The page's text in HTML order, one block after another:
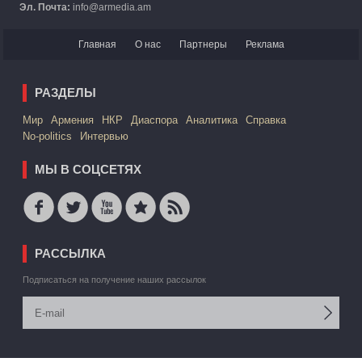
Эл. Почта: info@armedia.am
Главная О нас Партнеры Реклама
РАЗДЕЛЫ
Mир Армения НКР Диаспора Аналитика
Справка
No-politics
Интервью
МЫ В СОЦСЕТЯХ
РАССЫЛКА
Подписаться на получение наших рассылок